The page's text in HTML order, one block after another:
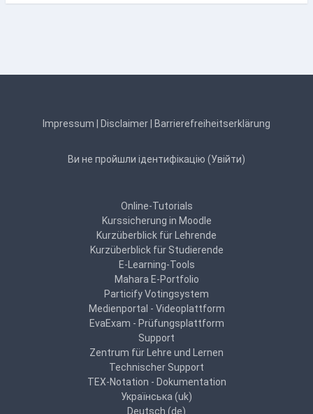
Impressum Disclaimer Barrierefreiheitserklärung
Ви не пройшли ідентифікацію (Увійти)
Online-Tutorials
Kurssicherung in Moodle
Kurzüberblick für Lehrende
Kurzüberblick für Studierende
E-Learning-Tools
Mahara E-Portfolio
Particify Votingsystem
Medienportal - Videoplattform
EvaExam - Prüfungsplattform
Support
Zentrum für Lehre und Lernen
Technischer Support
TEX-Notation - Dokumentation
Українська ‎(uk)‎
Deutsch ‎(de)‎